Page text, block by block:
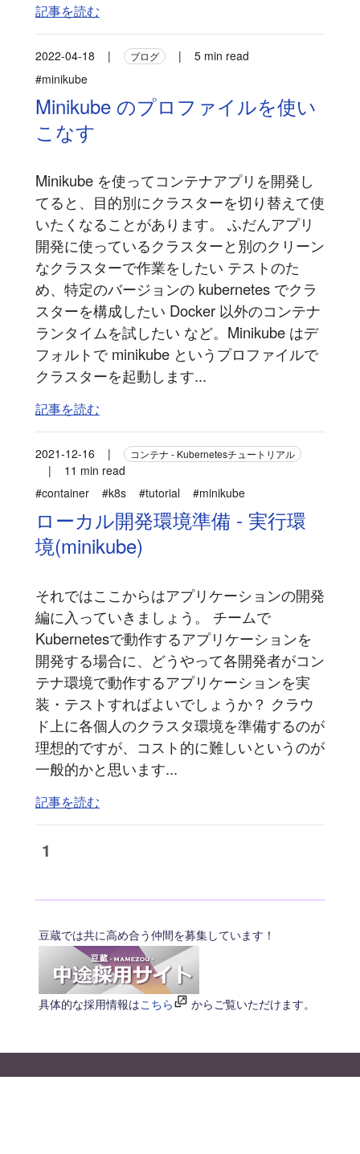
記事を読む
2022-04-18 | ブログ |
5 min read
#minikube
Minikube のプロファイルを使い
こなす
Minikube を使ってコンテナアプリを開発し
てると、目的別にクラスターを切り替えて使
いたくなることがあります。 ふだんアプリ
開発に使っているクラスターと別のクリーン
なクラスターで作業をしたい テストのた
め、特定のバージョンの kubernetes でクラ
スターを構成したい Docker 以外のコンテナ
ランタイムを試したい など。Minikube はデ
フォルトで minikube というプロファイルで
クラスターを起動します...
記事を読む
2021-12-16 | コンテナ - Kubernetesチュートリアル
|
11 min read
#container
#k8s #tutorial #minikube
ローカル開発環境準備 - 実行環
境(minikube)
それではここからはアプリケーションの開発
編に入っていきましょう。 チームで
Kubernetesで動作するアプリケーションを
開発する場合に、どうやって各開発者がコン
テナ環境で動作するアプリケーションを実
装・テストすればよいでしょうか？ クラウ
ド上に各個人のクラスタ環境を準備するのが
理想的ですが、コスト的に難しいというのが
一般的かと思います...
記事を読む
1
豆蔵では共に高め合う仲間を募集しています！
具体的な採用情報はこちら からご覧いただけます。